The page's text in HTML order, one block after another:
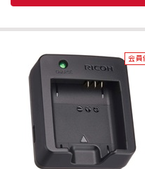
会員
バ
11
商